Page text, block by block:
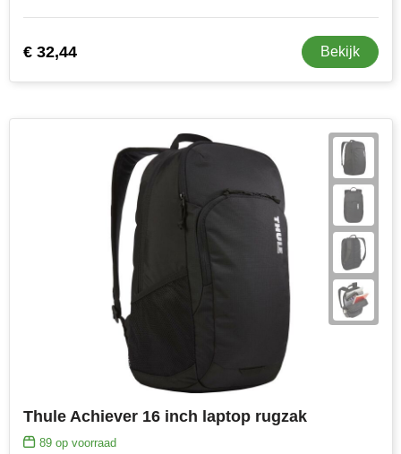
€ 32,44 Bekijk
Thule Achiever 16 inch laptop rugzak
89op voorraad